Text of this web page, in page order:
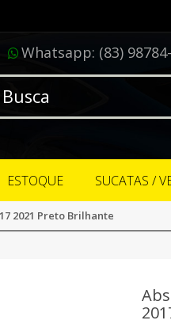
Whatsapp: (83)
ESTOQUE SUCATAS /
2021 Preto Brilhante